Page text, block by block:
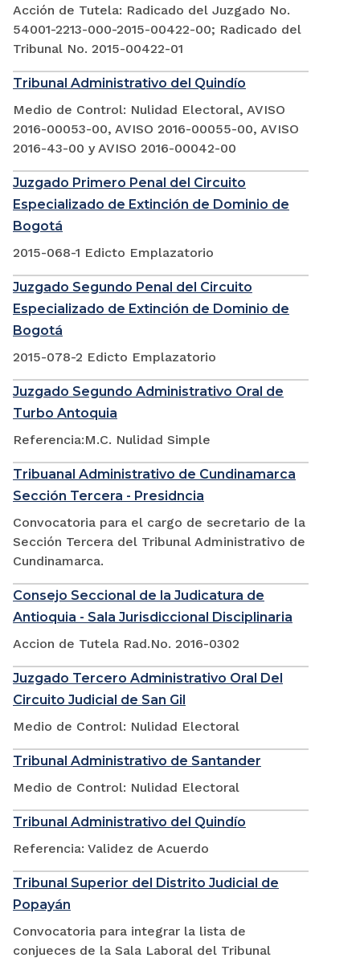
Acción de Tutela: Radicado del Juzgado No.
54001-2213-000-2015-00422-00; Radicado del
Tribunal No. 2015-00422-01
Tribunal Administrativo del Quindío
Medio de Control: Nulidad Electoral, AVISO
2016-00053-00, AVISO 2016-00055-00, AVISO
2016-43-00 y AVISO 2016-00042-00
Juzgado Primero Penal del Circuito
Especializado de Extinción de Dominio de
Bogotá
2015-068-1 Edicto Emplazatorio
Juzgado Segundo Penal del Circuito
Especializado de Extinción de Dominio de
Bogotá
2015-078-2 Edicto Emplazatorio
Juzgado Segundo Administrativo Oral de
Turbo Antoquia
Referencia:M.C. Nulidad Simple
Tribuanal Administrativo de Cundinamarca
Sección Tercera - Presidncia
Convocatoria para el cargo de secretario de la
Sección Tercera del Tribunal Administrativo de
Cundinamarca.
Consejo Seccional de la Judicatura de
Antioquia - Sala Jurisdiccional Disciplinaria
Accion de Tutela Rad.No. 2016-0302
Juzgado Tercero Administrativo Oral Del
Circuito Judicial de San Gil
Medio de Control: Nulidad Electoral
Tribunal Administrativo de Santander
Medio de Control: Nulidad Electoral
Tribunal Administrativo del Quindío
Referencia: Validez de Acuerdo
Tribunal Superior del Distrito Judicial de
Popayán
Convocatoria para integrar la lista de
conjueces de la Sala Laboral del Tribunal